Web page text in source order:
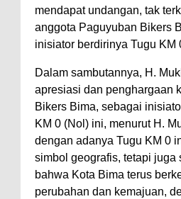
Nobar
Wali Kota
Pastikan
Berjalan
"Polisi
Polres
mendapat undangan, tak
anggota Paguyuban Bikers
inisiator berdirinya Tugu KM
Dalam sambutannya, H.
apresiasi dan penghargaan
Bikers Bima, sebagai
KM 0 (Nol) ini, menurut H.
dengan adanya Tugu KM 0
simbol geografis, tetapi juga
bahwa Kota Bima terus
perubahan dan kemajuan,